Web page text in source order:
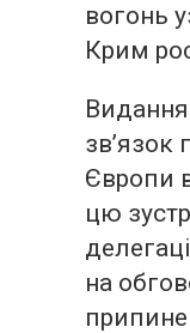
вогонь
Крим
зв’язок
Європи
цю
на